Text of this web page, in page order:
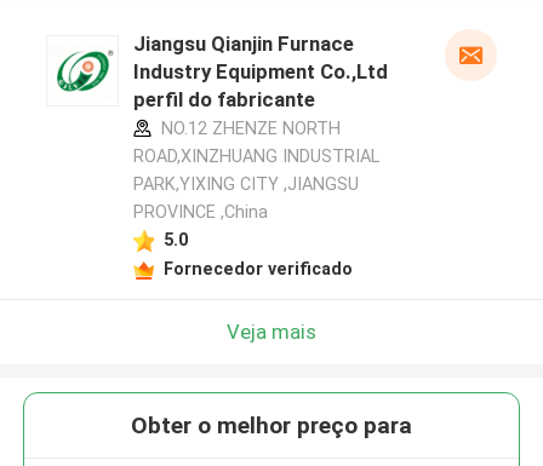
Jiangsu Qianjin Furnace
Industry Equipment Co.,Ltd
perfil do fabricante
NO.12 ZHENZE NORTH
ROAD,XINZHUANG INDUSTRIAL
PARK,YIXING CITY ,JIANGSU
PROVINCE ,China
5.0
Fornecedor verificado
Veja mais
Obter o melhor preço para